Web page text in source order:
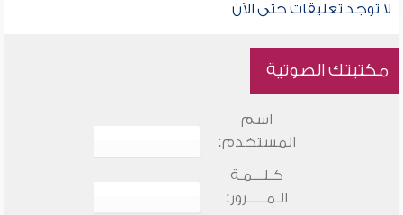
لا توجد تعليقات حتى الآن
مكتبتك الصوتية
اسم
المستخدم:
كـلـــمـة
الـمـــــرور: